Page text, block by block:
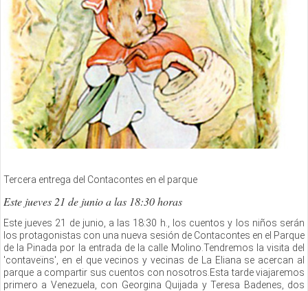
Tercera entrega del Contacontes en el parque
Este jueves 21 de junio a las 18:30 horas
Este jueves 21 de junio, a las 18:30 h., los cuentos y los niños serán
los protagonistas con una nueva sesión de Contacontes en el Parque
de la Pinada por la entrada de la calle Molino.Tendremos la visita del
'contaveïns', en el que vecinos y vecinas de La Eliana se acercan al
parque a compartir sus cuentos con nosotros.Esta tarde viajaremos
primero a Venezuela, con Georgina Quijada y Teresa Badenes, dos